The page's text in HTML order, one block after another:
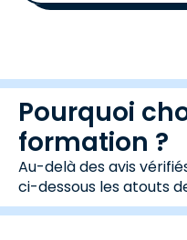
Pourquoi
formation ?
Au-delà des avis
ci-dessous les atouts